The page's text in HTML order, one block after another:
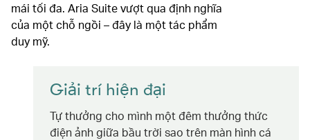
mái tối đa. Aria Suite vượt qua định nghĩa
của một chỗ ngồi – đây là một tác phẩm
duy mỹ.
Giải trí hiện đại
Tự thưởng cho mình một đêm thưởng thức
điện ảnh giữa bầu trời sao trên màn hình cá